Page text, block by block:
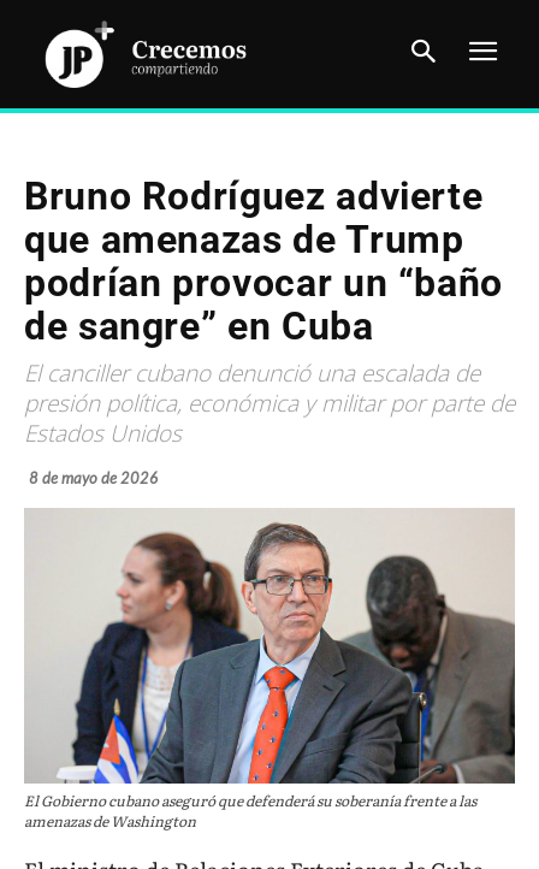
Bruno Rodríguez advierte
que amenazas de Trump
podrían provocar un “baño
de sangre” en Cuba
El canciller cubano denunció una escalada de
presión política, económica y militar por parte de
Estados Unidos
8 de mayo de 2026
El Gobierno cubano aseguró que defenderá su soberanía frente a las
amenazas de Washington